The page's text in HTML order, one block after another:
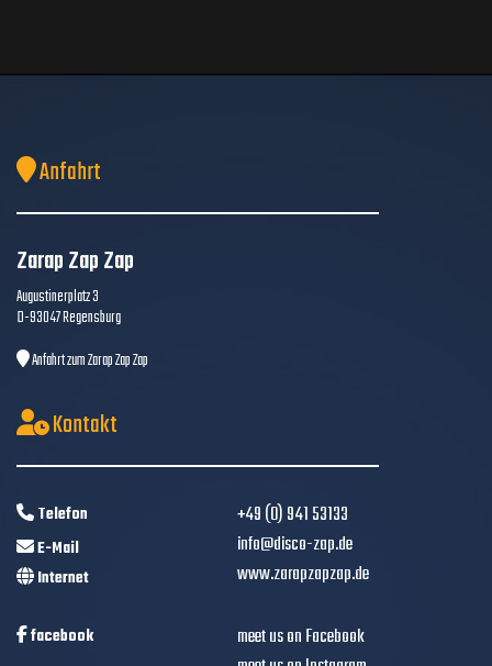
Anfahrt
Zarap Zap Zap
Augustinerplatz 3
D-93047 Regensburg
Anfahrt zum Zarap Zap Zap
Kontakt
Telefon
E-Mail
Internet
facebook
+49 (0) 941 53133
info@disco-zap.de
www.zarapzapzap.de
meet us on Facebook